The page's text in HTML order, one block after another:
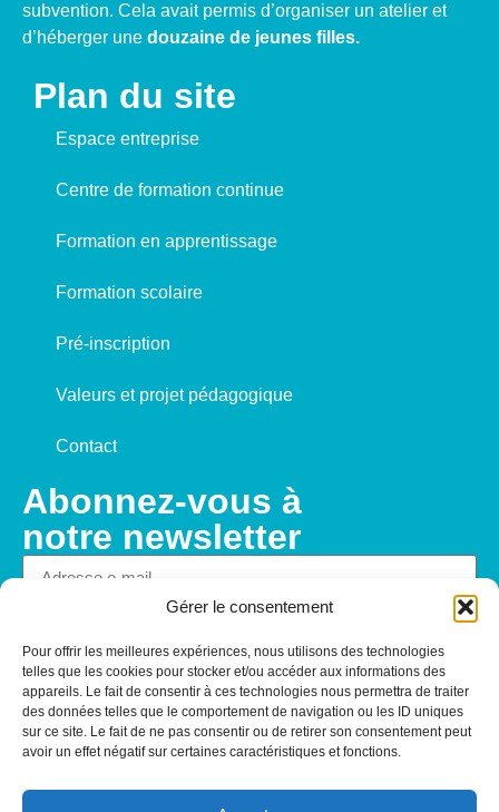
Gérer le consentement
Pour offrir les meilleures expériences, nous utilisons des technologies
telles que les cookies pour stocker et/ou accéder aux informations des
appareils. Le fait de consentir à ces technologies nous permettra de traiter
des données telles que le comportement de navigation ou les ID uniques
sur ce site. Le fait de ne pas consentir ou de retirer son consentement peut
avoir un effet négatif sur certaines caractéristiques et fonctions.
subvention. Cela avait permis d’organiser un atelier et
d’héberger une douzaine de jeunes filles.
Plan du site
Espace entreprise
Centre de formation continue
Formation en apprentissage
Formation scolaire
Pré-inscription
Valeurs et projet pédagogique
Contact
Abonnez-vous à
notre newsletter
S'abonner
Mentions légales—Conditions générales d’utilisations